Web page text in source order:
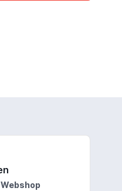
Webshop